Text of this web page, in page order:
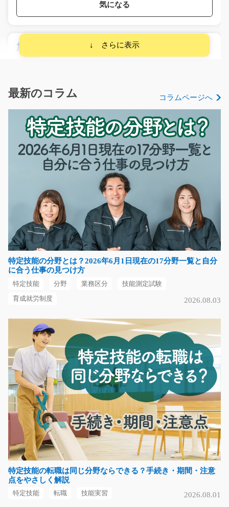
気になる
加工製造スタッフ/y04_00705
工製造業務です。大…
時給1,500～1,875円
栃木県真岡市
気になる
倉庫内での飲料水のピッキング作業スタッフ/y08_
00272
コンビニで見かける飲料水の入荷チェックや本数確認★
伝票を見ながらハンデ…
長期（3ヶ月以上）
時給1000円～
福岡県北九州市小倉南区
気になる
卓上製品のかんたん組み立て作業/y02_01288
急募
＼＼＼人気案件再登場／／／ 製造未経験の方も即戦力と
して活躍すること間…
長期（3ヶ月以上）
時給1300円
群馬県前橋市
気になる
ユニットバスの梱包/g05_00860
急募
最新のコラム コラムページへ
特定技能の分野とは？2026年6月1日現在の17分野一覧と自分
に合う仕事の見つけ方
特定技能 分野 業務区分 技能測定試験
育成就労制度 2026.08.03
特定技能の転職は同じ分野ならできる？手続き・期間・注意
点をやさしく解説
特定技能 転職 技能実習 2026.08.01